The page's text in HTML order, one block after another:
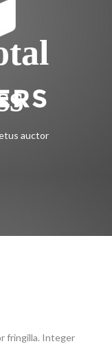
auctor
fringilla. Integer